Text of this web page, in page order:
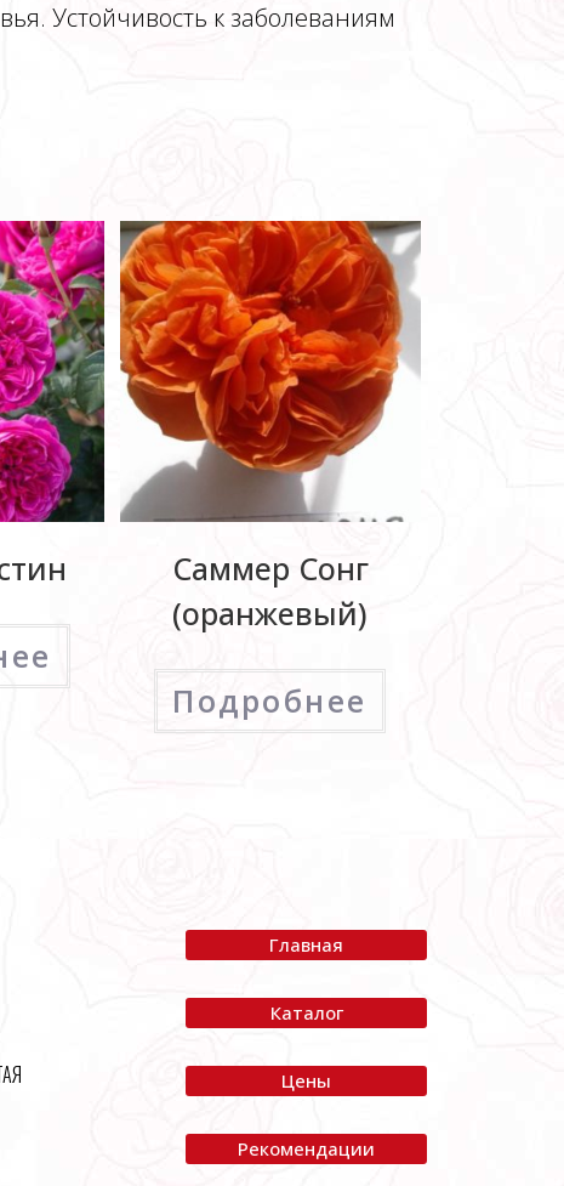
Устойчивость к заболеваниям
Саммер Сонг
(оранжевый)
Подробнее
Главная
Каталог
Цены
Рекомендации